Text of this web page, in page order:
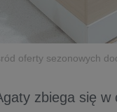
oferty sezonowych
zbiega się